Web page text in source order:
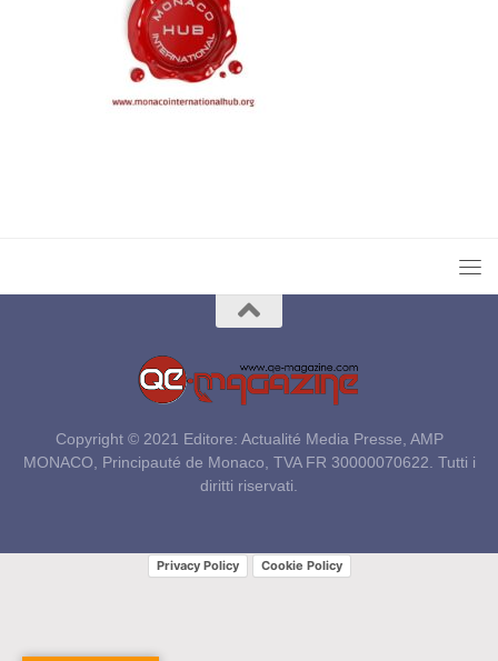
Copyright © 2021 Editore: Actualité Media Presse, AMP
MONACO, Principauté de Monaco, TVA FR 30000070622. Tutti i
diritti riservati.
Privacy Policy Cookie Policy